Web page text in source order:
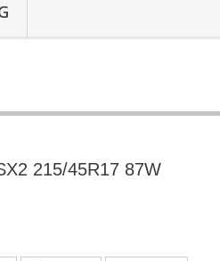
215/45R17 87W